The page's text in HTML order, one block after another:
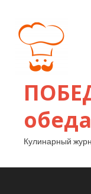
Кулинарный